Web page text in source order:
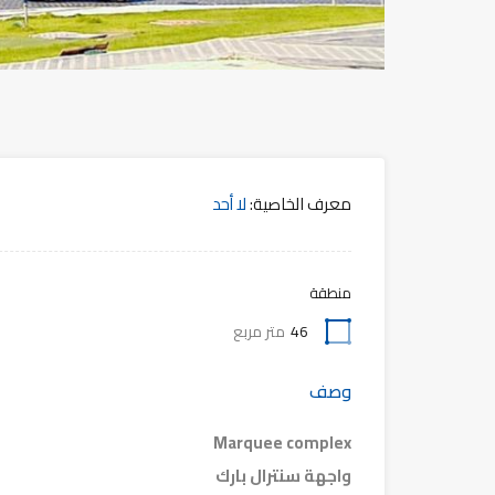
معرف الخاصية:لا أحد
منطقة
46 متر مربع
وصف
Marquee complex
واجهة سنترال بارك